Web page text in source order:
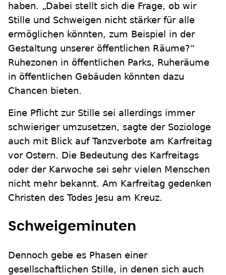
haben. „Dabei stellt sich die Frage, ob wir
Stille und Schweigen nicht stärker für alle
ermöglichen könnten, zum Beispiel in der
Gestaltung unserer öffentlichen Räume?“
Ruhezonen in öffentlichen Parks, Ruheräume
in öffentlichen Gebäuden könnten dazu
Chancen bieten.
Eine Pflicht zur Stille sei allerdings immer
schwieriger umzusetzen, sagte der Soziologe
auch mit Blick auf Tanzverbote am Karfreitag
vor Ostern. Die Bedeutung des Karfreitags
oder der Karwoche sei sehr vielen Menschen
nicht mehr bekannt. Am Karfreitag gedenken
Christen des Todes Jesu am Kreuz.
Schweigeminuten
Dennoch gebe es Phasen einer
gesellschaftlichen Stille, in denen sich auch